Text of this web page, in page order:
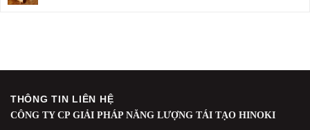
THÔNG TIN LIÊN HỆ
CÔNG TY CP GIẢI PHÁP NĂNG LƯỢNG TÁI TẠO HINOKI